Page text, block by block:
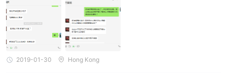
tiếp theo. Midas website: http://www.mdsforex.com/ Địa chỉ: Địa
chỉ văn phòng: Phòng 326, Tầng 2, Tòa nhà 3, Số 135, Đường G
uowei, Quận Yangpu, Thượng Hải. ĐT:
2019-01-30 Hong Kong